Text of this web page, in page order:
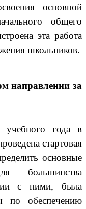
основной
общего
эта работа
школьников.
направлении за
года в
стартовая
основные
большинства
с ними, была
по обеспечению